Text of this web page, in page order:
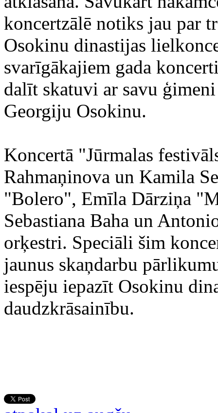
koncertzālē notiks jau par
Osokinu dinastijas
svarīgākajiem gada
dalīt skatuvi ar savu
Georgiju Osokinu.
Koncertā "Jūrmalas
Rahmaņinova un Kamila
"Bolero", Emīla Dārziņa
Sebastiana Baha un
orķestri. Speciāli šim
jaunus skaņdarbu
iespēju iepazīt Osokinu
daudzkrāsainību.